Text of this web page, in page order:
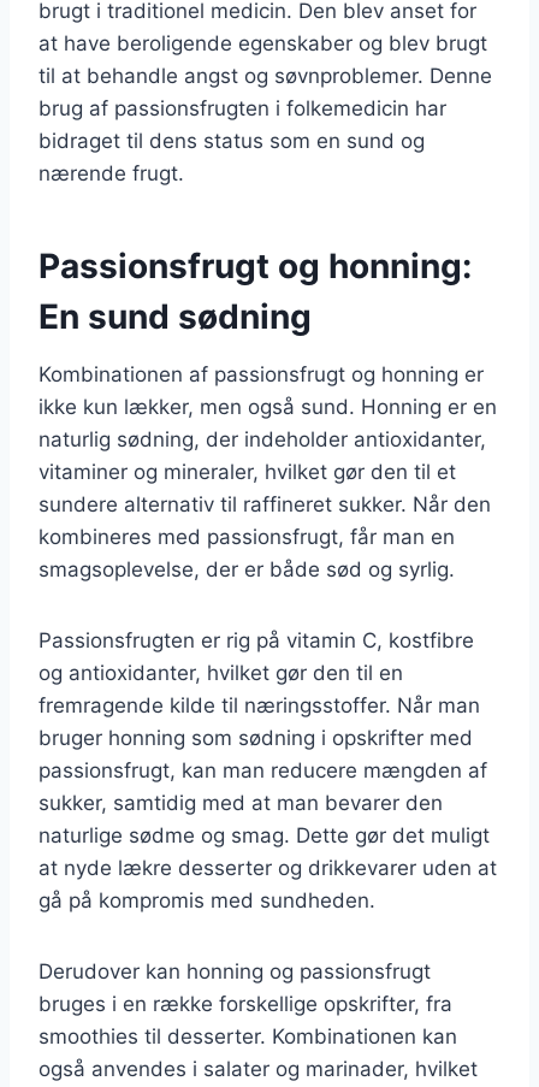
brugt i traditionel medicin. Den blev anset for
at have beroligende egenskaber og blev brugt
til at behandle angst og søvnproblemer. Denne
brug af passionsfrugten i folkemedicin har
bidraget til dens status som en sund og
nærende frugt.
Passionsfrugt og honning:
En sund sødning
Kombinationen af passionsfrugt og honning er
ikke kun lækker, men også sund. Honning er en
naturlig sødning, der indeholder antioxidanter,
vitaminer og mineraler, hvilket gør den til et
sundere alternativ til raffineret sukker. Når den
kombineres med passionsfrugt, får man en
smagsoplevelse, der er både sød og syrlig.
Passionsfrugten er rig på vitamin C, kostfibre
og antioxidanter, hvilket gør den til en
fremragende kilde til næringsstoffer. Når man
bruger honning som sødning i opskrifter med
passionsfrugt, kan man reducere mængden af
sukker, samtidig med at man bevarer den
naturlige sødme og smag. Dette gør det muligt
at nyde lækre desserter og drikkevarer uden at
gå på kompromis med sundheden.
Derudover kan honning og passionsfrugt
bruges i en række forskellige opskrifter, fra
smoothies til desserter. Kombinationen kan
også anvendes i salater og marinader, hvilket